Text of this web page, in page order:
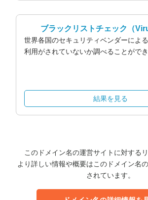
ブラックリストチェック （
世界各国のセキュリティベンダーによ
利用がされていないか調べることがで
結果を見る
このドメイン名の運営サイトに対する
より詳しい情報や概要はこのドメイン名
されています。